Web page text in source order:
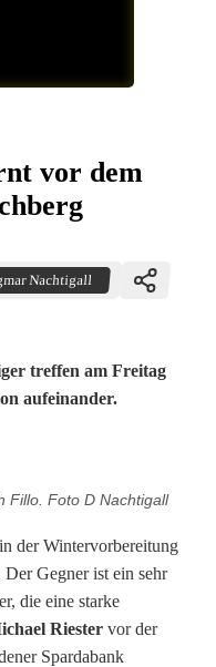
vor dem
Nachtigall
treffen am Freitag
aufeinander.
Fillo. Foto D Nachtigall
der Wintervorbereitung
Gegner ist ein sehr
die eine starke
Riester vor der
Spardabank